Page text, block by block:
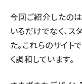
今回ご紹介したの
いるだけでなく、ス
た。これらのサイト
く調和しています。